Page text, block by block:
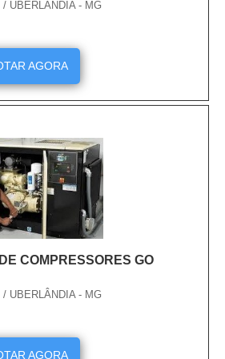
/ UBERLÂNDIA - MG
AGORA
COMPRESSORES GO
/ UBERLÂNDIA - MG
AGORA